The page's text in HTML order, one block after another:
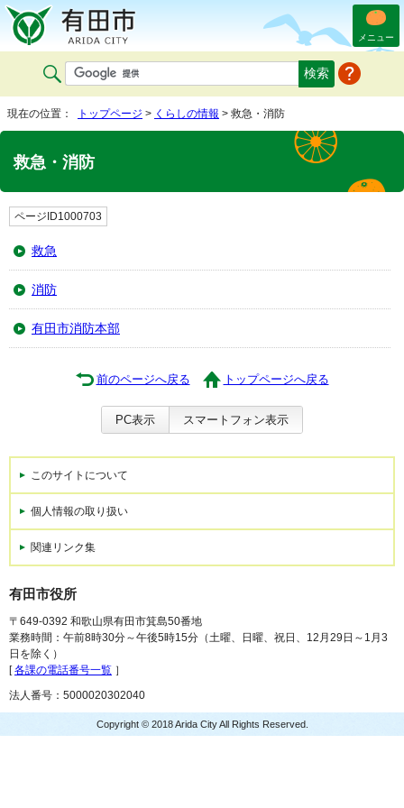
メニュー
現在の位置： トップページ > くらしの情報 > 救急・消防
救急・消防
ページID1000703
救急
消防
有田市消防本部
前のページへ戻る トップページへ戻る
PC表示 スマートフォン表示
このサイトについて
個人情報の取り扱い
関連リンク集
有田市役所
〒649-0392 和歌山県有田市箕島50番地
業務時間：午前8時30分～午後5時15分（土曜、日曜、祝日、12月29日～1月3
日を除く）
[各課の電話番号一覧 ］
法人番号：5000020302040
Copyright © 2018 Arida City All Rights Reserved.